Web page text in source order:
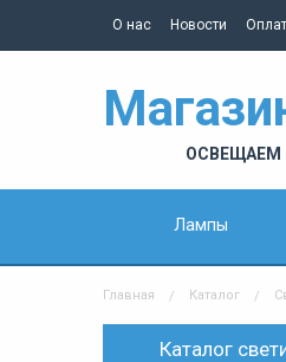
О нас Новости
ОСВЕЩАЕМ
Лампы
Главная Каталог
Каталог